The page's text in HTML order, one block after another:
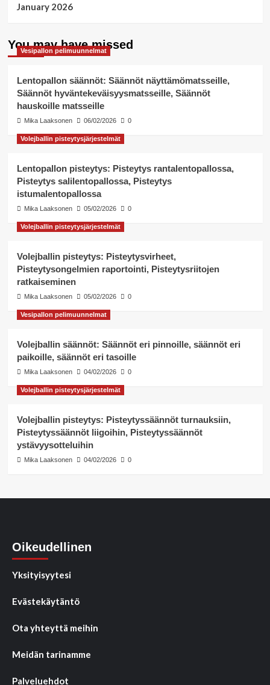
January 2026
You may have missed
Vesipallon pelimuunnelmat
Lentopallon säännöt: Säännöt näyttämömatsseille,
Säännöt hyväntekeväisyysmatsseille, Säännöt
hauskoille matsseille
Mika Laaksonen 06/02/2026 0
Volejballin pisteytysjärjestelmät
Lentopallon pisteytys: Pisteytys rantalentopallossa,
Pisteytys salilentopallossa, Pisteytys
istumalentopallossa
Mika Laaksonen 05/02/2026 0
Volejballin pisteytysjärjestelmät
Volejballin pisteytys: Pisteytysvirheet,
Pisteytysongelmien raportointi, Pisteytysriitojen
ratkaiseminen
Mika Laaksonen 05/02/2026 0
Vesipallon pelimuunnelmat
Volejballin säännöt: Säännöt eri pinnoille, säännöt eri
paikoille, säännöt eri tasoille
Mika Laaksonen 04/02/2026 0
Volejballin pisteytysjärjestelmät
Volejballin pisteytys: Pisteytyssäännöt turnauksiin,
Pisteytyssäännöt liigoihin, Pisteytyssäännöt
ystävyysotteluihin
Mika Laaksonen 04/02/2026 0
Oikeudellinen
Yksityisyytesi
Evästekäytäntö
Ota yhteyttä meihin
Meidän tarinamme
Palveluehdot